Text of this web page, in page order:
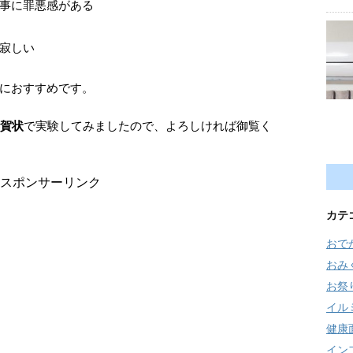
に罪悪感がある
しい
おすすめです。
状で実験してみましたので、よろしければ御覧く
スポンサーリンク
カテ
おで
おみ
お祭
イル
健康
イン